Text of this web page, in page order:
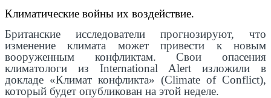
Климатические войны их воздействие.
Британские исследователи прогнозируют, что
изменение климата может привести к новым
вооруженным конфликтам. Свои опасения
климатологи из International Alert изложили в
докладе «Климат конфликта» (Climate of Conflict),
который будет опубликован на этой неделе.